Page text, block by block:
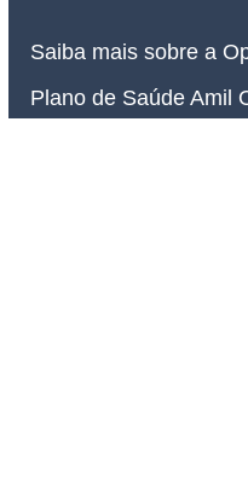
Saiba mais sobre a
Plano de Saúde Amil